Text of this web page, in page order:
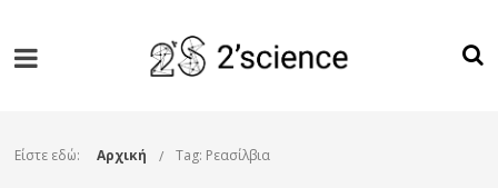
Είστε εδώ: Αρχική Tag: Ρεασίλβια